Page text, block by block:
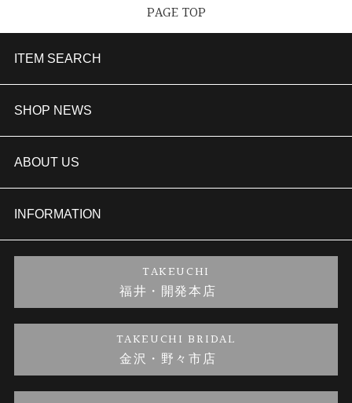
PAGE TOP
ITEM SEARCH
婚約指輪
結婚指輪
セットリング
婚約ネックレス
金・プラチナのお取引
SHOP NEWS
TAKEUCHI BRIDAL金沢本店情報
商品一覧
ブランドリスト
金澤指輪工房｜手作りペアリング
金澤指輪工房｜手作り結婚指輪 and 婚約指輪
ABOUT US
会社概要
お客様の声
INFORMATION
プライバシーポリシー
TAKEUCHI
福井・開発本店
TAKEUCHI BRIDAL
金沢・野々市店